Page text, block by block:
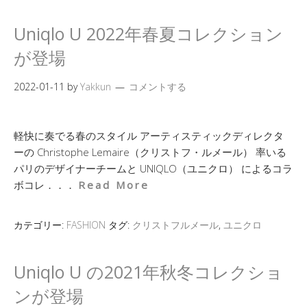
Uniqlo U 2022年春夏コレクション
が登場
2022-01-11 byYakkun コメントする
軽快に奏でる春のスタイル アーティスティックディレクタ
ーの Christophe Lemaire（クリストフ・ルメール） 率いる
パリのデザイナーチームと UNIQLO（ユニクロ） によるコラ
ボコレ．．． Read More
カテゴリー: FASHION タグ: クリストフルメール, ユニクロ
Uniqlo U の2021年秋冬コレクショ
ンが登場